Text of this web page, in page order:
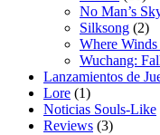
No Man’s
Silksong (2)
Where
Wuchang:
Lanzamientos de
Lore (1)
Noticias Souls-Like
Reviews (3)